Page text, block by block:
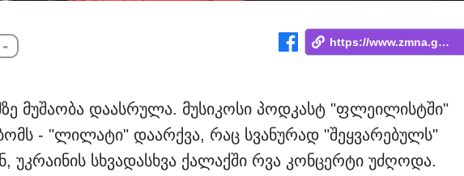
- https://www.zmna.ge/news/rom-mikhdebodes...
მუშაობა დაასრულა. მუსიკოსი პოდკასტ "ფლეილისტში"
- "ლილატი" დაარქვა, რაც სვანურად "შეყვარებულს"
უკრაინის სხვადასხვა ქალაქში რვა კონცერტი უძღოდა.